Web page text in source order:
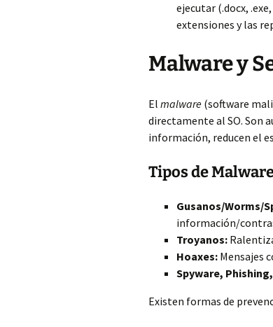
ejecutar (.docx,
extensiones y las
Malware y
El malware (software
directamente al SO. Son
información, reducen el
Tipos de
Gusanos/Worms/
información/
Troyanos:
Hoaxes: Mensajes
Spyware,
Existen formas de